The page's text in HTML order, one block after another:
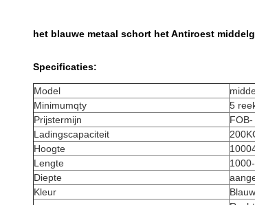
het blauwe metaal schort het Antiroest
Specificaties:
Model
Minimumqty
5
Prijstermijn
FOB-
Ladingscapaciteit
Hoogte
Lengte
Diepte
Kleur